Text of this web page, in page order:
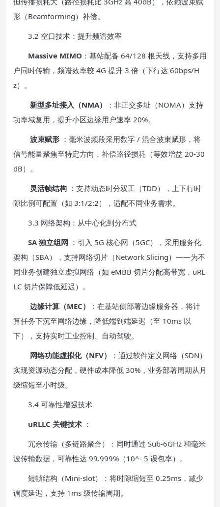
形（Beamforming）补偿。
3.2 空口技术：提升频谱效率
Massive MIMO ：基站配备 64/128 根天线，支持多用
户同时传输，频谱效率较 4G 提升 3 倍（下行达 60bps/H
z）。
新型多址接入（NMA）
：非正交多址（NOMA）支持
功率域复用，提升小区边缘用户速率 20%。
波束赋形 ：毫米波频段采用数字 / 混合波束赋形，将
信号能量聚焦至特定方向，补偿路径损耗（等效增益 20-30
dB）。
灵活帧结构 ：支持动态时分双工（TDD），上下行时
隙比例可配置（如 3:1/2:2），适配不同业务需求。
3.3 网络架构：从中心化到分布式
SA 独立组网 ：引入 5G 核心网（5GC），采用服务化
架构（SBA），支持网络切片（Network Slicing）——为不
同业务创建独立虚拟网络（如 eMBB 切片分配高带宽，uRL
LC 切片保障低延迟）。
边缘计算（MEC）
：在基站侧部署边缘服务器，将计
算任务下沉至网络边缘，降低端到端延迟（至 10ms 以
下），支持实时工业控制、自动驾驶。
网络功能虚拟化（NFV）
：通过软件定义网络（SDN）
实现资源动态分配，硬件成本降低 30%，业务部署周期从月
级缩短至小时级。
3.4 可靠性增强技术
uRLLC 关键技术 ：
冗余传输（多链路聚合）：同时通过 Sub-6GHz 和毫米
波传输数据，可靠性达 99.999%（10^- 5 误包率）。
短帧结构（Mini-slot）：将时隙缩短至 0.25ms，减少
调度延迟，支持 1ms 级传输周期。